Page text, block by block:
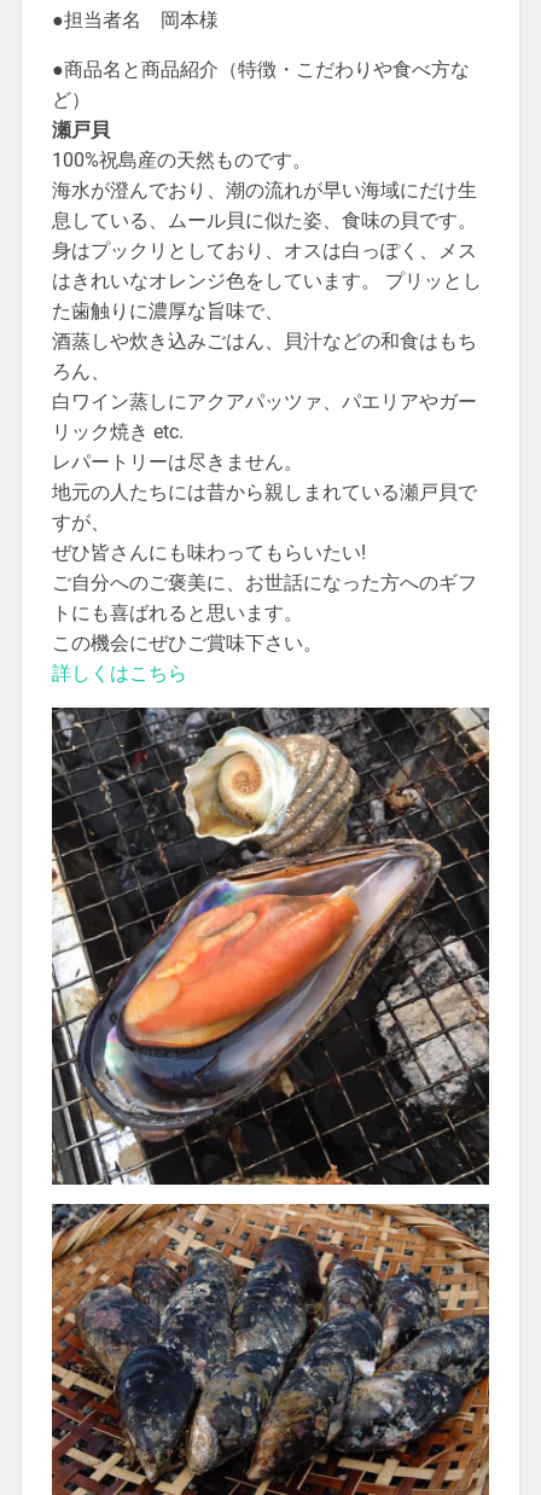
●担当者名 岡本様
●商品名と商品紹介（特徴・こだわりや食べ方な
ど）
瀬戸貝
100%祝島産の天然ものです。
海水が澄んでおり、潮の流れが早い海域にだけ生
息している、ムール貝に似た姿、食味の貝です。
身はプックリとしており、オスは白っぽく、メス
はきれいなオレンジ色をしています。 プリッとし
た歯触りに濃厚な旨味で、
酒蒸しや炊き込みごはん、貝汁などの和食はもち
ろん、
白ワイン蒸しにアクアパッツァ、パエリアやガー
リック焼き etc.
レパートリーは尽きません。
地元の人たちには昔から親しまれている瀬戸貝で
すが、
ぜひ皆さんにも味わってもらいたい!
ご自分へのご褒美に、お世話になった方へのギフ
トにも喜ばれると思います。
この機会にぜひご賞味下さい。
詳しくはこちら